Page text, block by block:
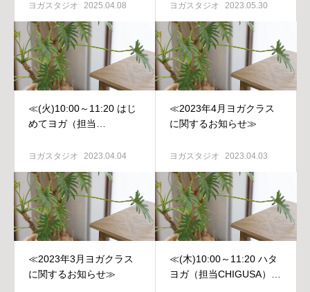
ヨガスタジオ 2025.04.08 ヨガスタジオ 2023.05.30
≪(火)10:00～11:20 はじ
めてヨガ（担当
≫
ヨガスタジオ 2023.04.04
≪2023年4月ヨガクラス
に関するお知らせ≫
ヨガスタジオ 2023.04.03
≪2023年3月ヨガクラス
に関するお知らせ≫
≪(木)10:00～11:20 ハタ
ヨガ（担当CHIGUSA）閉